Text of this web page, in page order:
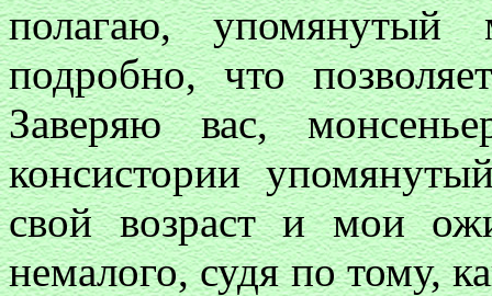
полагаю,
подробно, что
Заверяю вас,
консистории
свой возраст и мои
немалого, судя по тому,